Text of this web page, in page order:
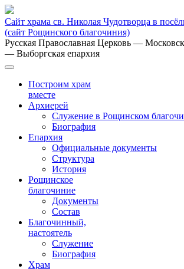
Сайт храма св. Николая Чудотворца в
(сайт Рощинского благочиния)
Русская Православная Церковь —
— Выборгская епархия
Построим храм
вместе
Архиерей
Служение в Рощинском
Биография
Епархия
Официальные документы
Структура
История
Рощинское
благочиние
Документы
Состав
Благочинный,
настоятель
Служение
Биография
Храм